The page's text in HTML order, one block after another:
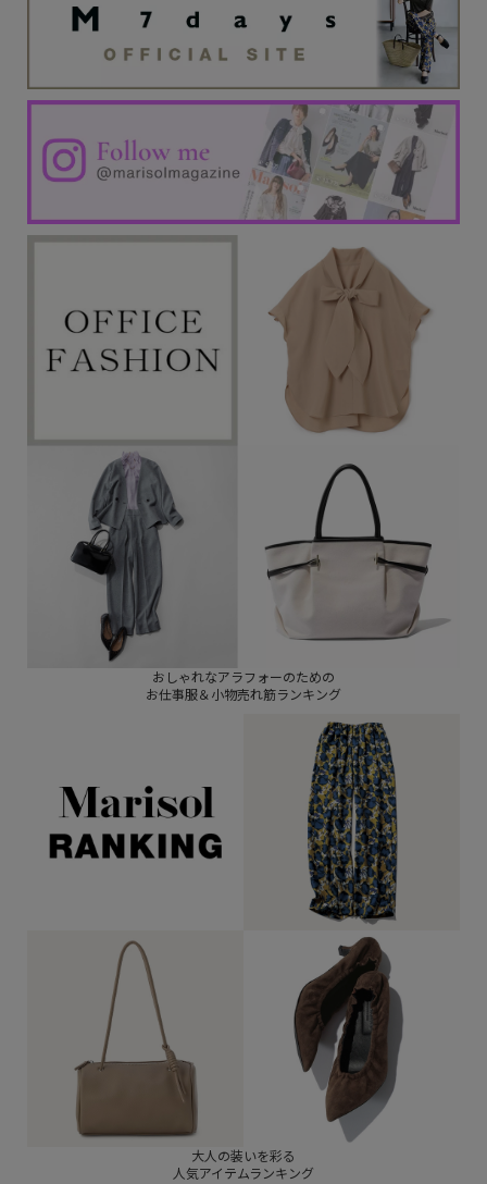
おしゃれなアラフォーのための
お仕事服＆小物売れ筋ランキング
大人の装いを彩る
人気アイテムランキング